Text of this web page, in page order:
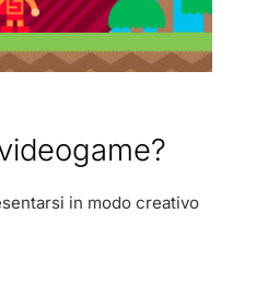
in modo creativo